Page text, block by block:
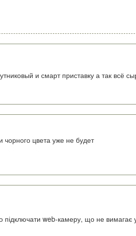
и смарт приставку а так всё
чорного цвета уже не будет
web-камеру, що не вимагає